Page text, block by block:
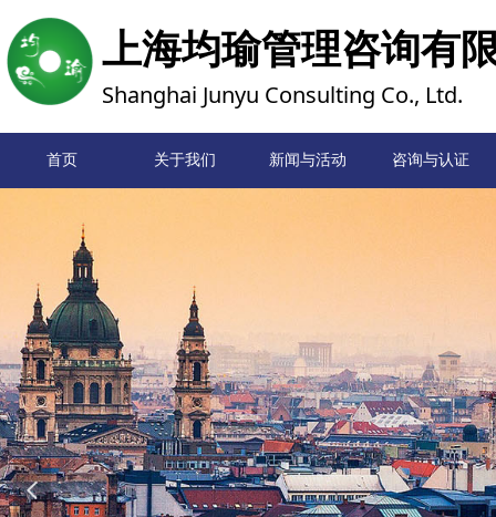
넳
首页
首页 关于我们 新闻与活动 咨询与认证
上海均瑜管理咨询有
Shanghai Junyu Consulting Co., Ltd.